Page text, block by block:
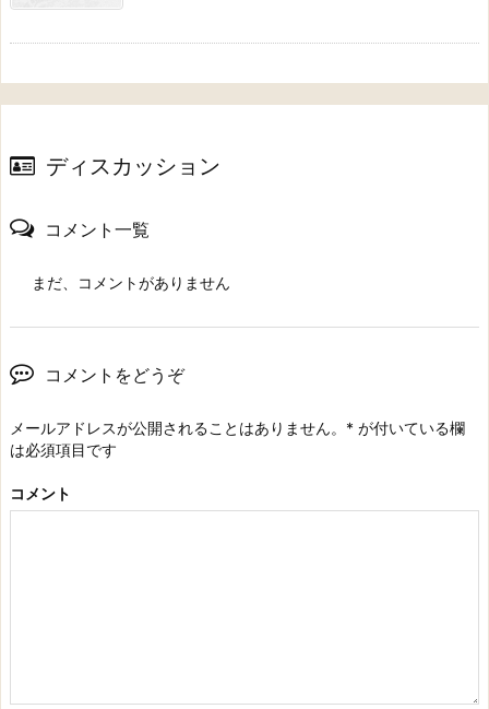
ディスカッション
コメント一覧
まだ、コメントがありません
コメントをどうぞ
メールアドレスが公開されることはありません。 * が付いている欄
は必須項目です
コメント